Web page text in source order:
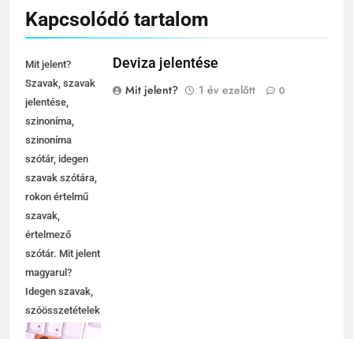
Kapcsolódó tartalom
Mit jelent?
Szavak, szavak
jelentése,
szinoníma,
szinoníma
szótár, idegen
szavak szótára,
rokon értelmű
szavak,
értelmező
szótár. Mit jelent
magyarul?
Idegen szavak,
szóösszetételek
jelentése,
Deviza jelentése
Mit jelent?
1 év ezelőtt 0